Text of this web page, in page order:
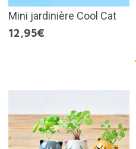
Mini jardinière Cool Cat
12,95€